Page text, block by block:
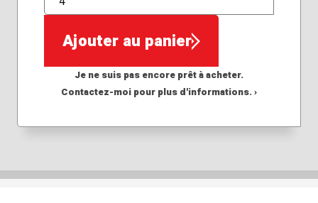
QTÉ
Ajouter au panier
Je ne suis pas encore prêt à acheter.
Contactez-moi pour plus d'informations. ›